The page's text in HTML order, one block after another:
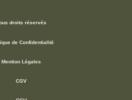
droits réservés
de Confidentialité
Mention Légales
CGV